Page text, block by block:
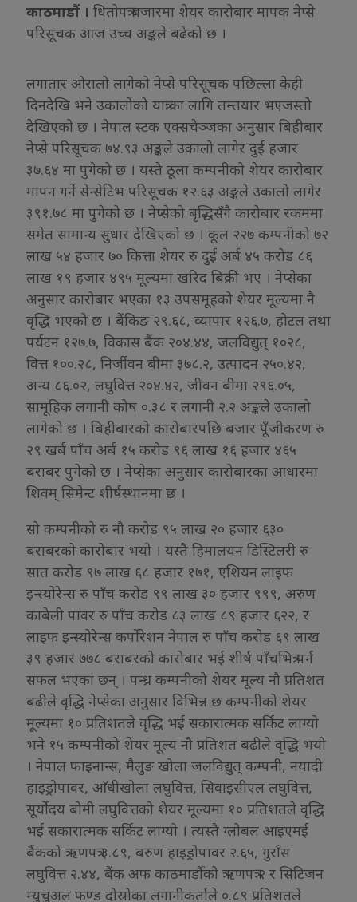
काठमाडौं । धितोपत्र बजारमा शेयर कारोबार मापक नेप्से
परिसूचक आज उच्च अङ्कले बढेको छ ।
लगातार ओरालो लागेको नेप्से परिसूचक पछिल्ला केही
दिनदेखि भने उकालोको यात्राका लागि तम्तयार भएजस्तो
देखिएको छ । नेपाल स्टक एक्सचेञ्जका अनुसार बिहीबार
नेप्से परिसूचक ७४.९३ अङ्कले उकालो लागेर दुई हजार
३७.६४ मा पुगेको छ । यस्तै ठूला कम्पनीको शेयर कारोबार
मापन गर्ने सेन्सेटिभ परिसूचक १२.६३ अङ्कले उकालो लागेर
३९१.७८ मा पुगेको छ । नेप्सेको बृद्धिसँगै कारोबार रकममा
समेत सामान्य सुधार देखिएको छ । कूल २२७ कम्पनीको ७२
लाख ५४ हजार ७० कित्ता शेयर रु दुई अर्ब ४५ करोड ८६
लाख १९ हजार ४९५ मूल्यमा खरिद बिक्री भए । नेप्सेका
अनुसार कारोबार भएका १३ उपसमूहको शेयर मूल्यमा नै
वृद्धि भएको छ । बैंकिङ २९.६८, व्यापार १२६.७, होटल तथा
पर्यटन १२७.७, विकास बैंक २०४.४४, जलविद्युत् १०२८,
वित्त १००.२८, निर्जीवन बीमा ३७८.२, उत्पादन २५०.४२,
अन्य ८६.०२, लघुवित्त २०४.४२, जीवन बीमा २९६.०५,
सामूहिक लगानी कोष ०.३८ र लगानी २.२ अङ्कले उकालो
लागेको छ । बिहीबारको कारोबारपछि बजार पूँजीकरण रु
२९ खर्ब पाँच अर्ब १५ करोड ९६ लाख १६ हजार ४६५
बराबर पुगेको छ । नेप्सेका अनुसार कारोबारका आधारमा
शिवम् सिमेन्ट शीर्षस्थानमा छ ।
सो कम्पनीको रु नौ करोड ९५ लाख २० हजार ६३०
बराबरको कारोबार भयो । यस्तै हिमालयन डिस्टिलरी रु
सात करोड ९७ लाख ६८ हजार १७१, एशियन लाइफ
इन्स्योरेन्स रु पाँच करोड ९९ लाख ३० हजार ९९९, अरुण
काबेली पावर रु पाँच करोड ८३ लाख ८९ हजार ६२२, र
लाइफ इन्स्योरेन्स कर्पोरेशन नेपाल रु पाँच करोड ६९ लाख
३९ हजार ७७८ बराबरको कारोबार भई शीर्ष पाँचभित्र पर्न
सफल भएका छन् । पन्ध्र कम्पनीको शेयर मूल्य नौ प्रतिशत
बढीले वृद्धि नेप्सेका अनुसार विभिन्न छ कम्पनीको शेयर
मूल्यमा १० प्रतिशतले वृद्धि भई सकारात्मक सर्किट लाग्यो
भने १५ कम्पनीको शेयर मूल्य नौ प्रतिशत बढीले वृद्धि भयो
। नेपाल फाइनान्स, मैलुङ खोला जलविद्युत् कम्पनी, नयादी
हाइड्रोपावर, आँधीखोला लघुवित्त, सिवाइसीएल लघुवित्त,
सूर्योदय बोमी लघुवित्तको शेयर मूल्यमा १० प्रतिशतले वृद्धि
भई सकारात्मक सर्किट लाग्यो । त्यस्तै ग्लोबल आइएमई
बैंकको ऋणपत्र ३.८९, बरुण हाइड्रोपावर २.६५, गुराँस
लघुवित्त २.४४, बैंक अफ काठमाडौँको ऋणपत्र २ र सिटिजन
म्युचुअल फण्ड दोस्रोका लगानीकर्ताले ०.८९ प्रतिशतले